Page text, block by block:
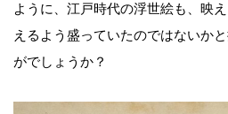
ように、江戸時代の浮世絵も、映
えるよう盛っていたのではないか
がでしょうか？